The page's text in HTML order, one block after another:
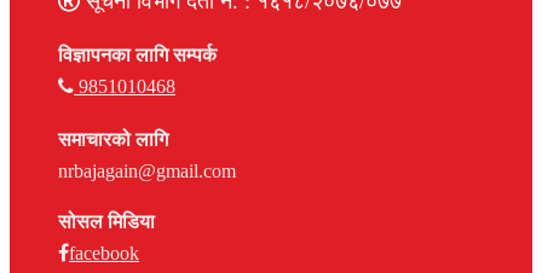
विज्ञापनका लागि सम्पर्क
9851010468
समाचारको लागि
nrbajagain@gmail.com
सोसल मिडिया
facebook